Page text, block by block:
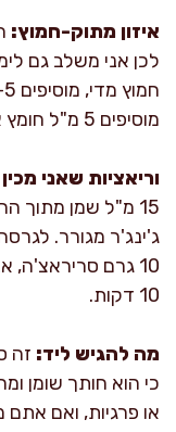
איזון מתוק-חמוץ:
לכן אני משלב גם
מוסיפים 5 מ"ל חומץ או 10 מ"ל לימון וטורפים מחדש.
וריאציות שאני
10 גרם
10 דקות.
מה להגיש ליד: זה
כי הוא חותך שומן
או פרגיות, ואם אתם